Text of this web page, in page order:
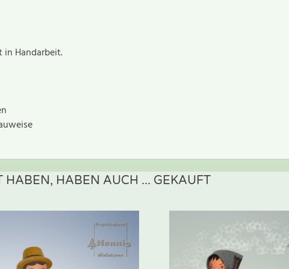
in Handarbeit.
Bewertung schreiben
HABEN, HABEN AUCH ... GEKAUFT